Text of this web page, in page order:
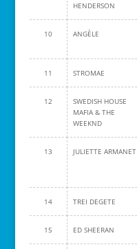
HENDERSON
10 ANGÈLE
11 STROMAE
12
SWEDISH HOUSE
MAFIA & THE
WEEKND
13 JULIETTE ARMANET
14 TREI DEGETE
15 ED SHEERAN